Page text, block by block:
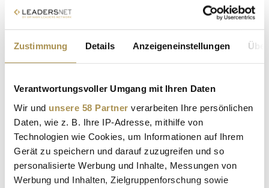
Zustimmung Details Anzeigeneinstellungen
Verantwortungsvoller Umgang mit Ihren Daten
Wir und unsere 58 Partner verarbeiten Ihre persönlichen
Daten, wie z. B. Ihre IP-Adresse, mithilfe von
Technologien wie Cookies, um Informationen auf Ihrem
Gerät zu speichern und darauf zuzugreifen und so
personalisierte Werbung und Inhalte, Messungen von
Werbung und Inhalten, Zielgruppenforschung sowie